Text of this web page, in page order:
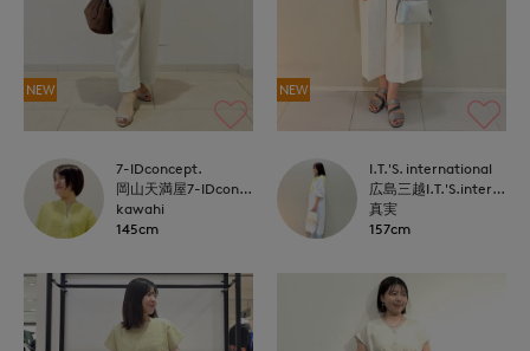
NEW
7-IDconcept.
岡山天満屋7-IDconcept.
kawahi
145cm
NEW
I.T.'S. international
広島三越I.T.'S.international
真実
157cm